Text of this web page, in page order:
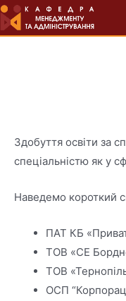
Здобуття освіти за
спеціальністю як у
Наведемо короткий
ПАТ КБ
ТОВ «СЕ
ТОВ
ОСП